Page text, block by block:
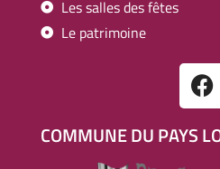
Les salles des fêtes
Le patrimoine
COMMUNE DU PAYS